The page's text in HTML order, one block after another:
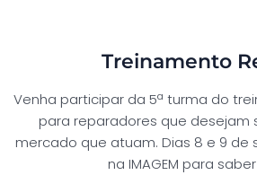
Treinamento
Venha participar da 5ª turma do
para reparadores que desejam
mercado que atuam. Dias 8 e 9 de
na IMAGEM para